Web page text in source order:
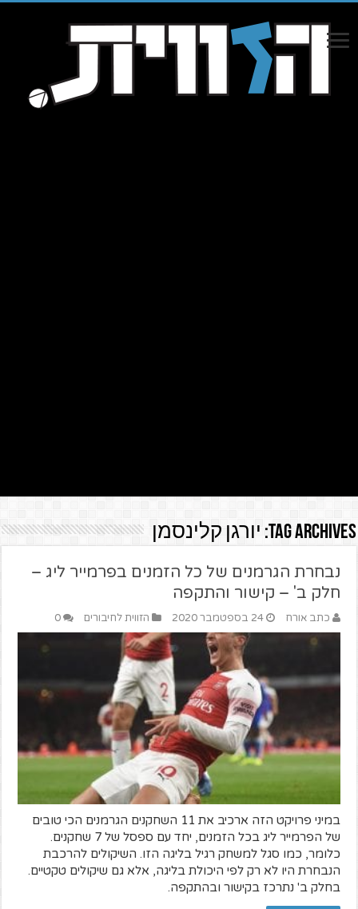
Tag Archives: יורגן קלינסמן
נבחרת הגרמנים של כל הזמנים בפרמייר ליג –
חלק ב' – קישור והתקפה
כתב אורח 24 בספטמבר 2020 הזווית לחיבורים 0
במיני פרויקט הזה ארכיב את 11 השחקנים הגרמנים הכי טובים
של הפרמייר ליג בכל הזמנים, יחד עם ספסל של 7 שחקנים.
כלומר, כמו סגל למשחק רגיל בליגה הזו. השיקולים להרכבת
הנבחרת היו לא רק לפי היכולת בליגה, אלא גם שיקולים טקטיים.
בחלק ב' נתרכז בקישור ובהתקפה.